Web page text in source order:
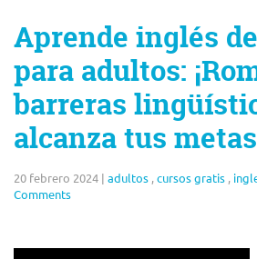
Aprende inglés
para adultos:
barreras
alcanza tus
20 febrero 2024 | adultos ,cursos gratis ,
Comments